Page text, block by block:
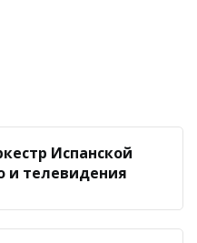
Испанской
и телевидения